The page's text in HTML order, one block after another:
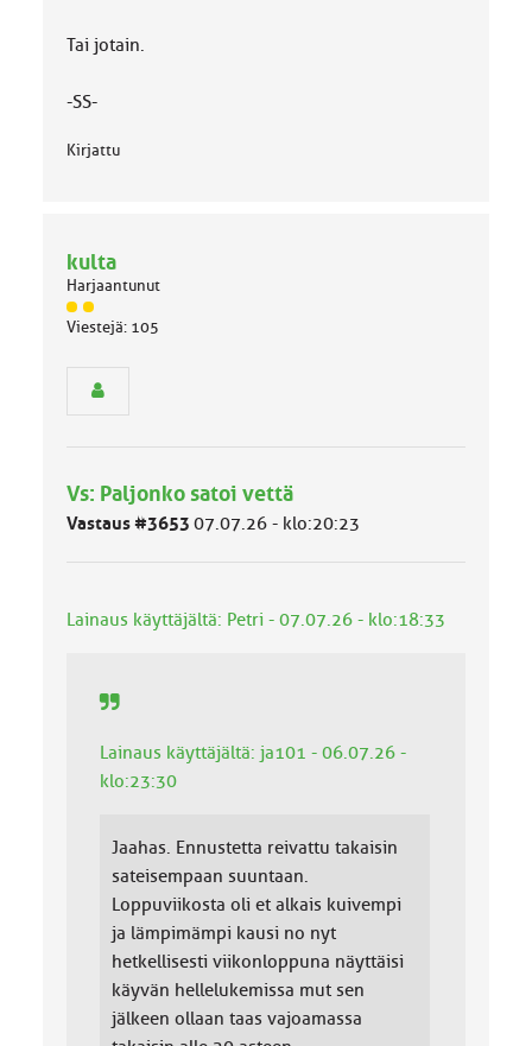
Tai jotain.
-SS-
Kirjattu
kulta
Harjaantunut
J
ä
m
ä
k
Viestejä: 105
Vs: Paljonko satoi vettä
Vastaus #3653 07.07.26 - klo:20:23
Lainaus käyttäjältä: Petri - 07.07.26 - klo:18:33
Lainaus käyttäjältä: ja101 - 06.07.26 -
klo:23:30
Jaahas. Ennustetta reivattu takaisin
sateisempaan suuntaan.
Loppuviikosta oli et alkais kuivempi
ja lämpimämpi kausi no nyt
hetkellisesti viikonloppuna näyttäisi
käyvän hellelukemissa mut sen
jälkeen ollaan taas vajoamassa